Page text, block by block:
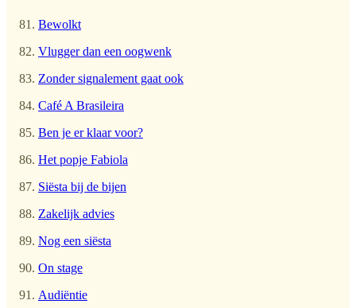
Bewolkt
Vlugger dan een oogwenk
Zonder signalement gaat ook
Café A Brasileira
Ben je er klaar voor?
Het popje Fabiola
Siësta bij de bijen
Zakelijk advies
Nog een siësta
On stage
Audiëntie